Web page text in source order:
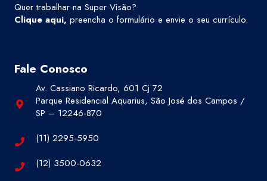
Quer trabalhar na Super Visão?
Clique aqui, preencha o formulário e envie o seu currículo.
Fale Conosco
Av. Cassiano Ricardo, 601 Cj 72
Parque Residencial Aquarius, São José dos Campos /
SP – 12246-870
(11) 2295-5950
(12) 3500-0632